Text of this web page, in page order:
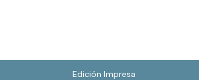
Edición Impresa